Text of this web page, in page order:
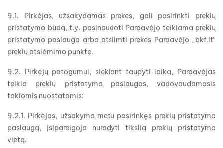
9.1. Pirkėjas, užsakydamas prekes, gali pasirinkti prekių
pristatymo būdą, t.y. pasinaudoti Pardavėjo teikiama prekių
pristatymo paslauga arba atsiimti prekes Pardavėjo „bkf.lt“
prekių atsiėmimo punkte.
9.2. Pirkėjų patogumui, siekiant taupyti laiką, Pardavėjas
teikia prekių pristatymo paslaugas, vadovaudamasis
tokiomis nuostatomis:
9.2.1. Pirkėjas, užsakymo metu pasirinkęs prekių pristatymo
paslaugą, įsipareigoja nurodyti tikslią prekių pristatymo
vietą.